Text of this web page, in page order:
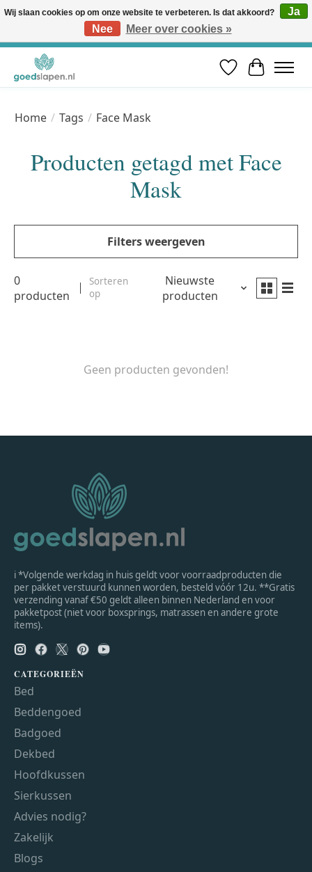
Vóór 12u besteld, volgende werkdag in huis* | Gratis verzending vanaf €50 | Professioneel slaapadvies
Verlanglijst
Home / Tags / Face Mask
Producten getagd met Face
Mask
Filters weergeven
0
producten
Sorteren
op
Nieuwste
producten
Geen producten gevonden!
ℹ *Volgende werkdag in huis geldt voor voorraadproducten die
per pakket verstuurd kunnen worden, besteld vóór 12u. **Gratis
verzending vanaf €50 geldt alleen binnen Nederland en voor
pakketpost (niet voor boxsprings, matrassen en andere grote
items).
CATEGORIEËN
Bed
Beddengoed
Badgoed
Dekbed
Hoofdkussen
Sierkussen
Advies nodig?
Zakelijk
Blogs
Wij slaan cookies op om onze website te verbeteren. Is dat akkoord?
Ja
Nee
Meer over cookies »